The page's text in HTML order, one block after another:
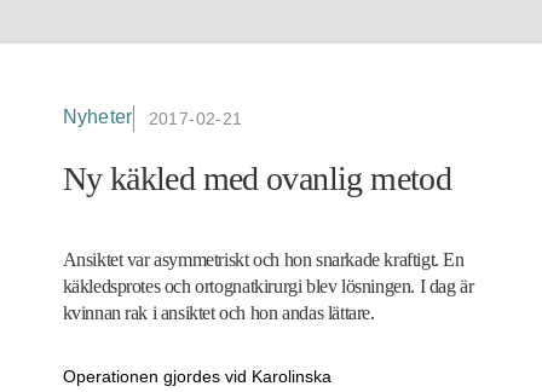
Nyheter 2017-02-21
Ny käkled med ovanlig metod
Ansiktet var asymmetriskt och hon snarkade kraftigt. En
käkledsprotes och ortognatkirurgi blev lösningen. I dag är
kvinnan rak i ansiktet och hon andas lättare.
Operationen gjordes vid Karolinska